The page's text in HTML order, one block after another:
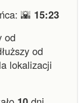
🌇 15:23
od
od
lokalizacji